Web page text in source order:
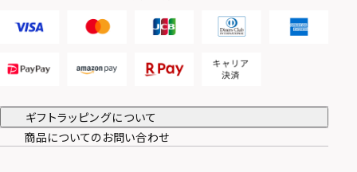
ギフトラッピングについて
商品についてのお問い合わせ